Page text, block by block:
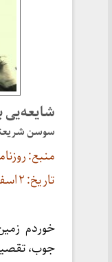
شایعه‌یی
سوسن
منبع:
تاریخ: ۲ اسفند ۱۳۸۶
خوردم
جوب،